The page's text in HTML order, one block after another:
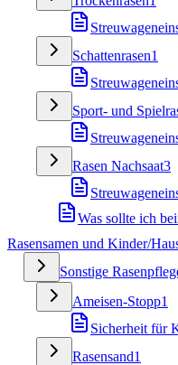
Schattenrasen1
Sport- und
Rasen Nachsaat3
Was sollte ich
Rasensamen und Kinder/
Sonstige
Ameisen-Stopp1
Sicherheit für
Rasensand1